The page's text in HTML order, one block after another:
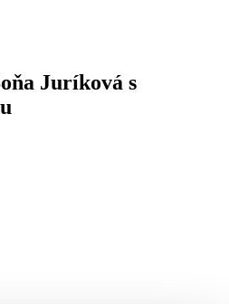
Juríková s